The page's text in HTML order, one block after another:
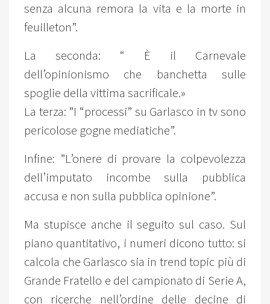
senza alcuna remora la vita e la morte in
feuilleton”.
La seconda: “ È il Carnevale
dell’opinionismo che banchetta sulle
spoglie della vittima sacrificale.»
La terza: ”I “processi” su Garlasco in tv sono
pericolose gogne mediatiche”.
Infine: ”L’onere di provare la colpevolezza
dell’imputato incombe sulla pubblica
accusa e non sulla pubblica opinione”.
Ma stupisce anche il seguito sul caso. Sul
piano quantitativo, i numeri dicono tutto: si
calcola che Garlasco sia in trend topic più di
Grande Fratello e del campionato di Serie A,
con ricerche nell’ordine delle decine di